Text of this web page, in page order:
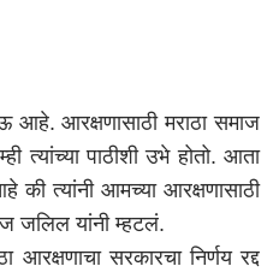
आहे. आरक्षणासाठी मराठा समाज
त्यांच्या पाठीशी उभे होतो. आता
की त्यांनी आमच्या आरक्षणासाठी
जलिल यांनी म्हटलं.
आरक्षणाचा सरकारचा निर्णय रद्द